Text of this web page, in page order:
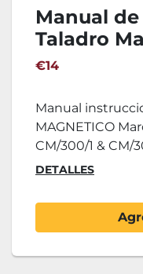
Manual
Taladro
€14
Manual
MAGNETICO
CM/300/1 & CM/
DETALLES